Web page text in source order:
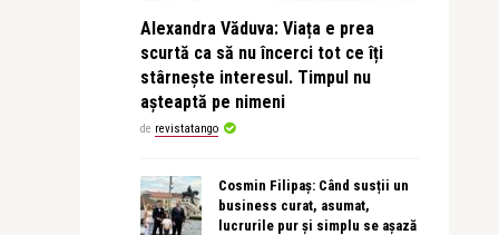
Alexandra Văduva: Viața e prea
scurtă ca să nu încerci tot ce îți
stârnește interesul. Timpul nu
așteaptă pe nimeni
de revistatango
Cosmin Filipaș: Când susții un
business curat, asumat,
lucrurile pur și simplu se așază